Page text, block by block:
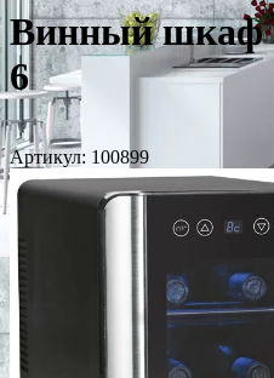
Винный шкаф
6
Артикул: 100899